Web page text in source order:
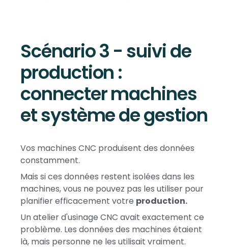
Scénario 3 - suivi de
production :
connecter machines
et système de gestion
Vos machines CNC produisent des données
constamment.
Mais si ces données restent isolées dans les
machines, vous ne pouvez pas les utiliser pour
planifier efficacement votre production.
Un atelier d'usinage CNC avait exactement ce
problème. Les données des machines étaient
là, mais personne ne les utilisait vraiment.